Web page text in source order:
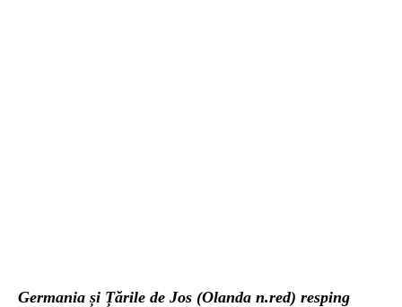
Germania și Țările de Jos (Olanda n.red) resping